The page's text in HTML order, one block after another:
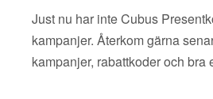
Just nu har inte Cubus
kampanjer. Återkom gärna
kampanjer, rabattkoder och bra